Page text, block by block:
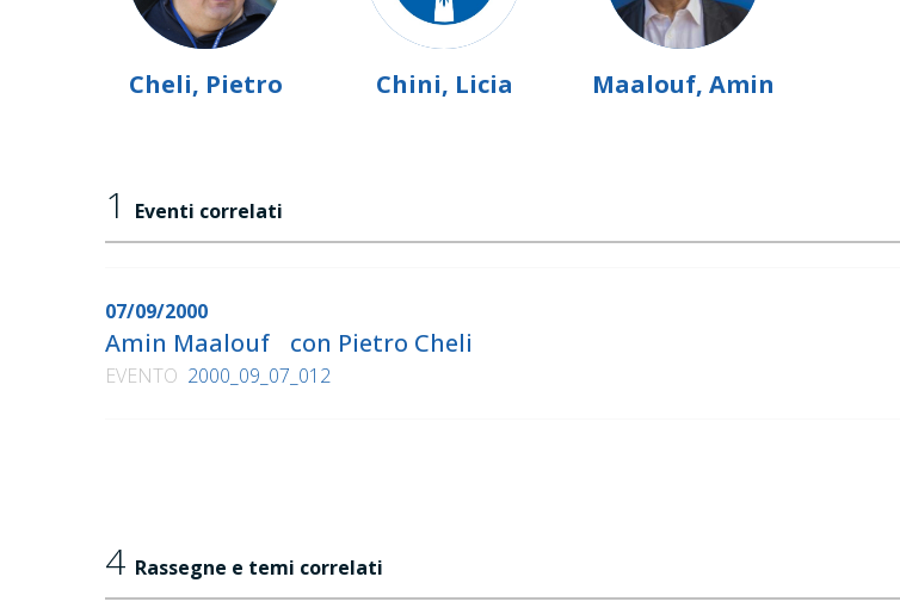
Cheli, Pietro Chini, Licia Maalouf, Amin
1 Eventi correlati
07/09/2000
Amin Maalouf con Pietro Cheli
EVENTO 2000_09_07_012
4 Rassegne e temi correlati